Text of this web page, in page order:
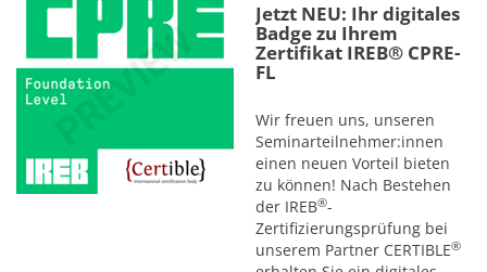
Jetzt NEU: Ihr digitales
Badge zu Ihrem
Zertifikat IREB® CPRE-
FL
Wir freuen uns, unseren
Seminarteilnehmer:innen
einen neuen Vorteil bieten
zu können! Nach Bestehen
der IREB®-
Zertifizierungsprüfung bei
unserem Partner CERTIBLE®